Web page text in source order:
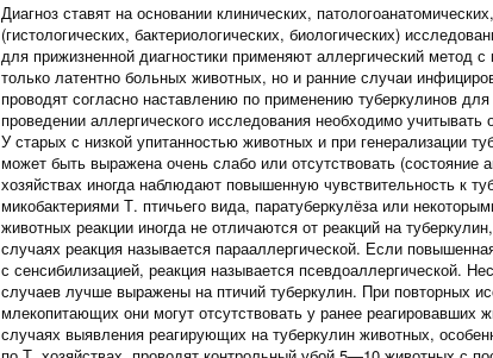
Диагноз ставят на основании клинических,
(гистологических, бактериологических, биологических)
для прижизненной диагностики применяют аллергический метод
только латентно больных животных, но и ранние случаи
проводят согласно наставлению по применению туберкулинов
проведении аллергического исследования необходимо
У старых с низкой упитанностью животных и при генерализации
может быть выражена очень слабо или отсутствовать (состояние
хозяйствах иногда наблюдают повышенную чувствительность к
микобактериями Т. птичьего вида, паратуберкулёза или
животных реакции иногда не отличаются от реакций на
случаях реакция называется парааллергической. Если
с сенсибилизацией, реакция называется псевдоаллергической.
случаев лучше выражены на птичий туберкулин. При повторных
млекопитающих они могут отсутствовать у ранее реагировавших
случаях выявления реагирующих на туберкулин животных,